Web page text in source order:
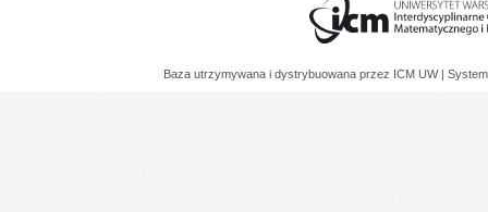
Baza utrzymywana i dystrybuowana przez ICM UW |